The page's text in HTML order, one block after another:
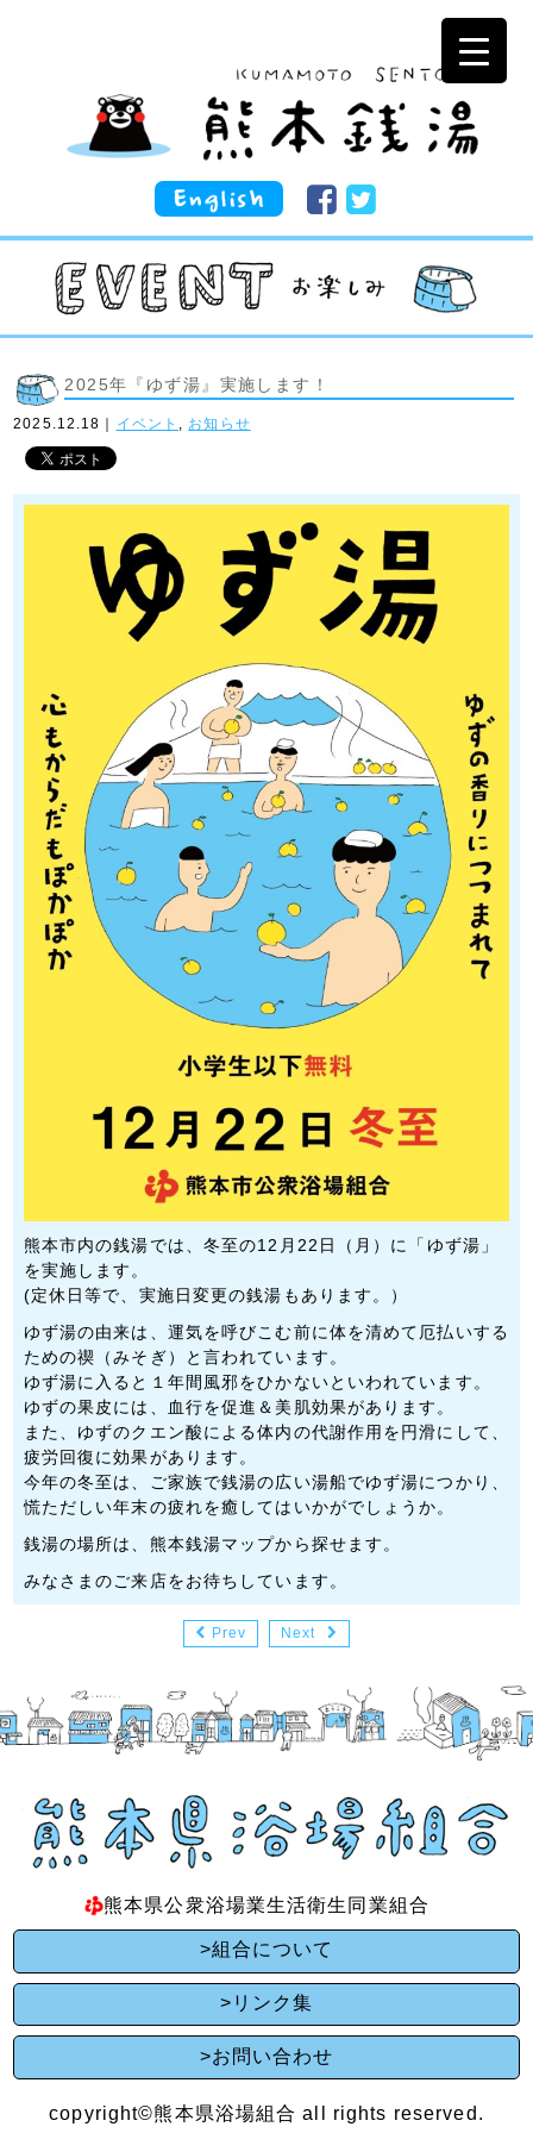
2025年『ゆず湯』実施します！
2025.12.18｜ イベント お知らせ
熊本市内の銭湯では、冬至の12月22日（月）に「ゆず湯」
を実施します。
(定休日等で、実施日変更の銭湯もあります。）
ゆず湯の由来は、運気を呼びこむ前に体を清めて厄払いする
ための禊（みそぎ）と言われています。
ゆず湯に入ると１年間風邪をひかないといわれています。
ゆずの果皮には、血行を促進＆美肌効果があります。
また、ゆずのクエン酸による体内の代謝作用を円滑にして、
疲労回復に効果があります。
今年の冬至は、ご家族で銭湯の広い湯船でゆず湯につかり、
慌ただしい年末の疲れを癒してはいかがでしょうか。
銭湯の場所は、熊本銭湯マップから探せます。
みなさまのご来店をお待ちしています。
Prev Next
熊本県公衆浴場業生活衛生同業組合
>組合について
>リンク集
>お問い合わせ
copyright©熊本県浴場組合 all rights reserved.